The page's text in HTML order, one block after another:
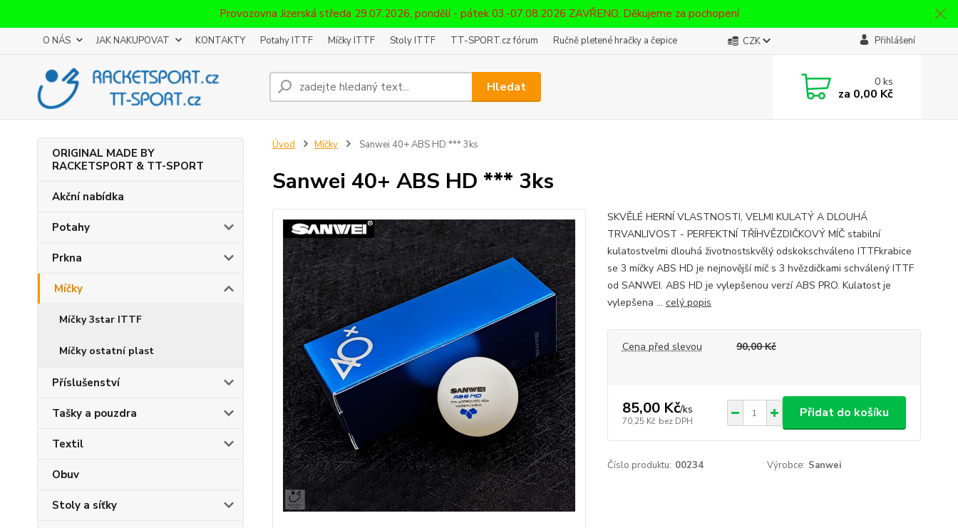
Provozovna Jizerská středa 29.07.2026, pondělí - pátek 03.-07.08.2026 ZAVŘENO. Děkujeme za pochopení
O NÁS JAK NAKUPOVAT KONTAKTY Potahy ITTF Míčky ITTF Stoly ITTF TT-SPORT.cz fórum Ručně pletené hračky a čepice CZK Přihlášení
Hledat 0ks
za 0,00 Kč
ORIGINAL MADE BY
RACKETSPORT & TT-SPORT
Akční nabídka
Potahy
Prkna
Míčky
Míčky 3star ITTF
Míčky ostatní plast
Příslušenství
Tašky a pouzdra
Textil
Obuv
Stoly a síťky
Úvod Míčky Sanwei 40+ ABS HD *** 3ks
Sanwei 40+ ABS HD *** 3ks
SKVĚLÉ HERNÍ VLASTNOSTI, VELMI KULATÝ A DLOUHÁ
TRVANLIVOST - PERFEKTNÍ TŘÍHVĚZDIČKOVÝ MÍČ stabilní
kulatostvelmi dlouhá životnostskvělý odskokschváleno ITTFkrabice
se 3 míčky ABS HD je nejnovější míč s 3 hvězdičkami schválený ITTF
od SANWEI. ABS HD je vylepšenou verzí ABS PRO. Kulatost je
vylepšena ... celý popis
Cena před slevou 90,00 Kč
85,00 Kč/ks
70,25 Kč bez DPH
Přidat do košíku
Číslo produktu: 00234 Výrobce: Sanwei